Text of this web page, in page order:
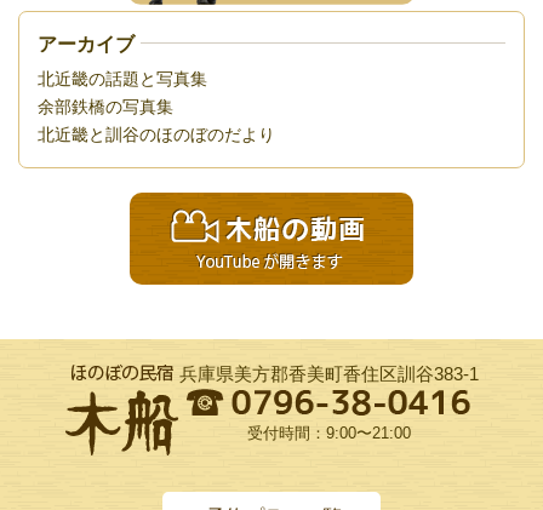
アーカイブ
北近畿の話題と写真集
余部鉄橋の写真集
北近畿と訓谷のほのぼのだより
兵庫県美方郡香美町香住区訓谷383-1
受付時間：9:00〜21:00